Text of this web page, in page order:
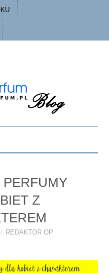
PERFUMY
Z
REDAKTOR OP